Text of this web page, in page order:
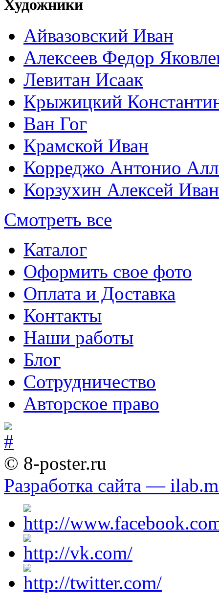
Художники
Айвазовский Иван
Алексеев Федор
Левитан Исаак
Крыжицкий
Ван Гог
Крамской Иван
Корреджо Антонио
Корзухин Алексей
Смотреть все
Каталог
Оформить свое фото
Оплата и Доставка
Контакты
Наши работы
Блог
Сотрудничество
Авторское право
© 8-poster.ru
Разработка сайта —